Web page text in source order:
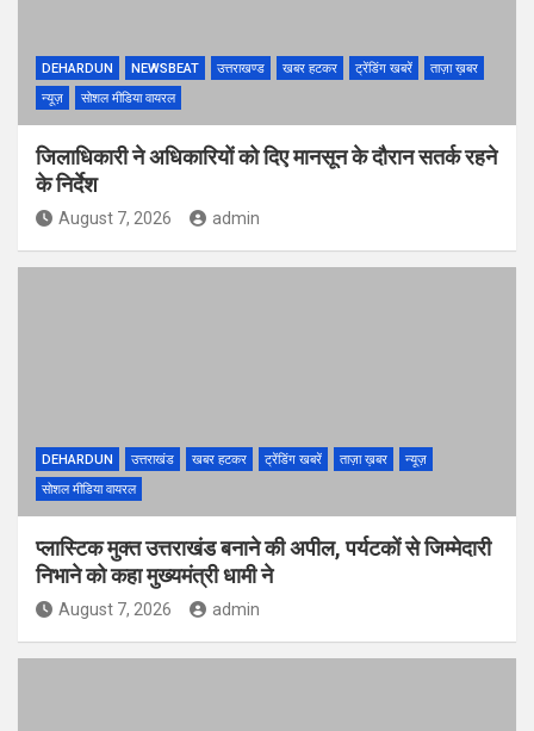
DEHARDUN NEWSBEAT उत्तराखण्ड खबर हटकर ट्रेंडिंग खबरें
ताज़ा ख़बर
न्यूज़
सोशल मीडिया वायरल
जिलाधिकारी ने अधिकारियों को दिए मानसून के दौरान सतर्क रहने
के निर्देश
August 7, 2026 admin
DEHARDUN उत्तराखंड खबर हटकर ट्रेंडिंग खबरें ताज़ा ख़बर
न्यूज़
सोशल मीडिया वायरल
प्लास्टिक मुक्त उत्तराखंड बनाने की अपील, पर्यटकों से जिम्मेदारी
निभाने को कहा मुख्यमंत्री धामी ने
August 7, 2026 admin